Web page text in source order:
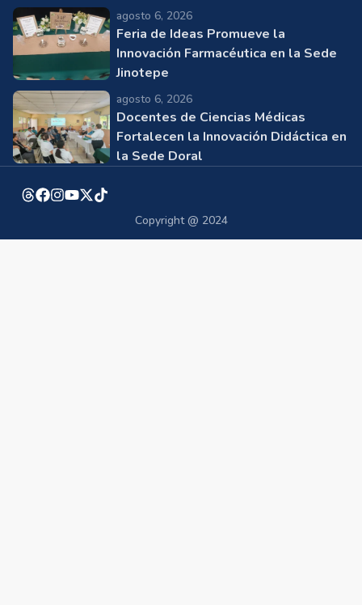
agosto 6, 2026
Feria de Ideas Promueve la
Innovación Farmacéutica en la Sede
Jinotepe
agosto 6, 2026
Docentes de Ciencias Médicas
Fortalecen la Innovación Didáctica en
la Sede Doral
Copyright @ 2024